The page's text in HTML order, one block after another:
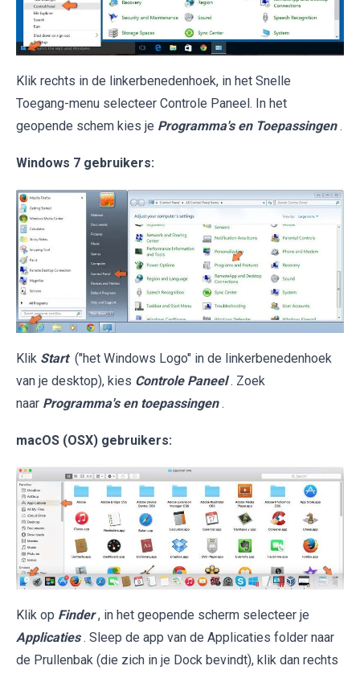
Klik rechts in de linkerbenedenhoek, in het Snelle
Toegang-menu selecteer Controle Paneel. In het
geopende schem kies je Programma's en Toepassingen .
Windows 7 gebruikers:
Klik Start ("het Windows Logo" in de linkerbenedenhoek
van je desktop), kies Controle Paneel . Zoek
naar Programma's en toepassingen .
macOS (OSX) gebruikers:
Klik op Finder , in het geopende scherm selecteer je
Applicaties . Sleep de app van de Applicaties folder naar
de Prullenbak (die zich in je Dock bevindt), klik dan rechts